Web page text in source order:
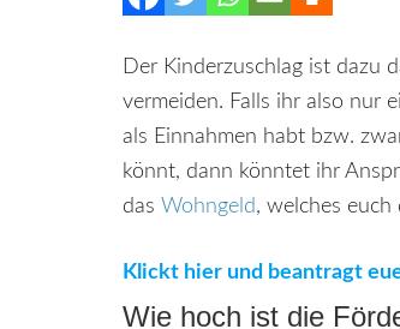
Der Kinderzuschlag ist dazu
vermeiden. Falls ihr also nur
als Einnahmen habt bzw.
könnt, dann könntet ihr
das Wohngeld, welches
Klickt hier und beantragt
Wie hoch ist die